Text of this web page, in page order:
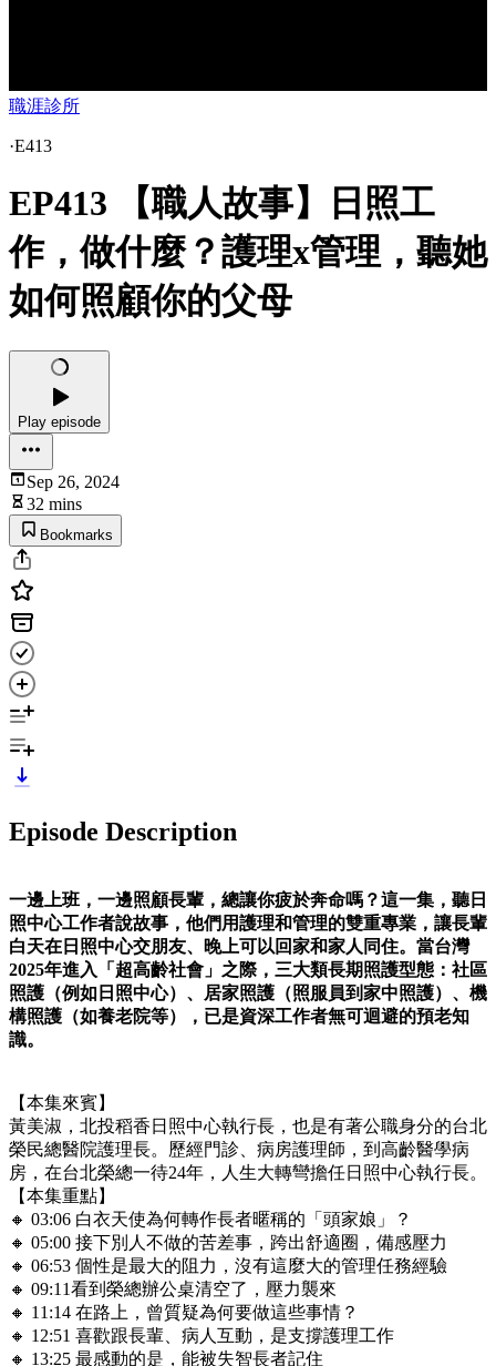
職涯診所
·E413
EP413 【職人故事】日照工
作，做什麼？護理x管理，聽她
如何照顧你的父母
Play episode
Sep 26, 2024
32 mins
Bookmarks
Episode Description
一邊上班，一邊照顧長輩，總讓你疲於奔命嗎？這一集，聽日
照中心工作者說故事，他們用護理和管理的雙重專業，讓長輩
白天在日照中心交朋友、晚上可以回家和家人同住。當台灣
2025年進入「超高齡社會」之際，三大類長期照護型態：社區
照護（例如日照中心）、居家照護（照服員到家中照護）、機
構照護（如養老院等），已是資深工作者無可迴避的預老知
識。
【本集來賓】
黃美淑，北投稻香日照中心執行長，也是有著公職身分的台北
榮民總醫院護理長。歷經門診、病房護理師，到高齡醫學病
房，在台北榮總一待24年，人生大轉彎擔任日照中心執行長。
【本集重點】
🔸 03:06 白衣天使為何轉作長者暱稱的「頭家娘」？
🔸 05:00 接下別人不做的苦差事，跨出舒適圈，備感壓力
🔸 06:53 個性是最大的阻力，沒有這麼大的管理任務經驗
🔸 09:11看到榮總辦公桌清空了，壓力襲來
🔸 11:14 在路上，曾質疑為何要做這些事情？
🔸 12:51 喜歡跟長輩、病人互動，是支撐護理工作
🔸 13:25 最感動的是，能被失智長者記住